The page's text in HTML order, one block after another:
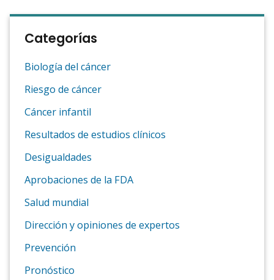
Categorías
Biología del cáncer
Riesgo de cáncer
Cáncer infantil
Resultados de estudios clínicos
Desigualdades
Aprobaciones de la FDA
Salud mundial
Dirección y opiniones de expertos
Prevención
Pronóstico